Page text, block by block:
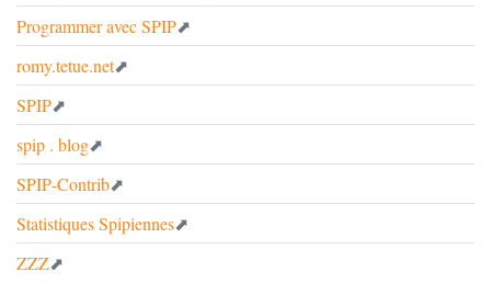
Programmer avecSPIP
romy.tetue.net
SPIP
spip . blog
SPIP-Contrib
Statistiques Spipiennes
ZZZ